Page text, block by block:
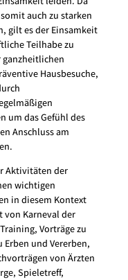
auch zu starken
gilt es der Einsamkeit
Teilhabe zu
ganzheitlichen
Hausbesuche,
um das Gefühl des
Anschluss am
Aktivitäten der
wichtigen
in diesem Kontext
von Karneval der
Vorträge zu
und Vererben,
von Ärzten
Spieletreff,